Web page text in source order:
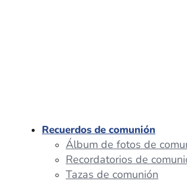
Recuerdos de comunión
Álbum de fotos de
Recordatorios de
Tazas de comunión